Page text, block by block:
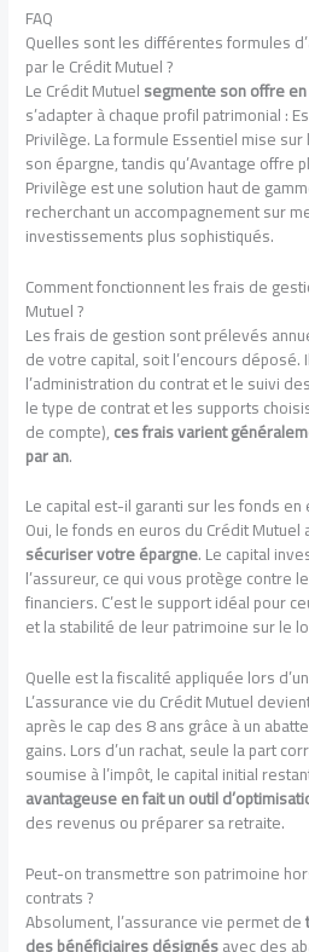
FAQ
Quelles sont les différentes formules
par le Crédit Mutuel ?
Le Crédit Mutuelsegmente son offre
s’adapter à chaque profil patrimonial :
Privilège. La formule Essentiel mise
son épargne, tandis qu’Avantage offre
Privilège est une solution haut de
recherchant un accompagnement sur
investissements plus sophistiqués.
Comment fonctionnent les frais de
Mutuel ?
Les frais de gestion sont prélevés
de votre capital, soit l’encours
l’administration du contrat et le suivi
le type de contrat et les supports
de compte),ces frais varient
par an.
Le capital est-il garanti sur les fonds
Oui, le fonds en euros du Crédit
sécuriser votre épargne. Le capital
l’assureur, ce qui vous protège contre
financiers. C’est le support idéal pour
et la stabilité de leur patrimoine sur le
Quelle est la fiscalité appliquée lors
L’assurance vie du Crédit Mutuel
après le cap des 8 ans grâce à un
gains. Lors d’un rachat, seule la part
soumise à l’impôt, le capital initial
avantageuse en fait un outil
des revenus ou préparer sa retraite.
Peut-on transmettre son patrimoine
contrats ?
Absolument, l’assurance vie permet de